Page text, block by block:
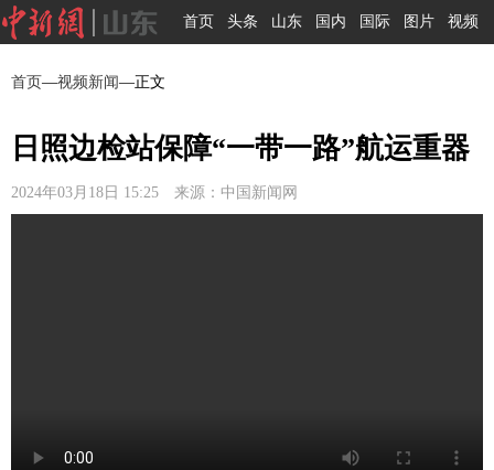
首页 头条 山东 国内 国际 图片 视频
首页—视频新闻—正文
日照边检站保障“一带一路”航运重器
2024年03月18日 15:25 来源：中国新闻网